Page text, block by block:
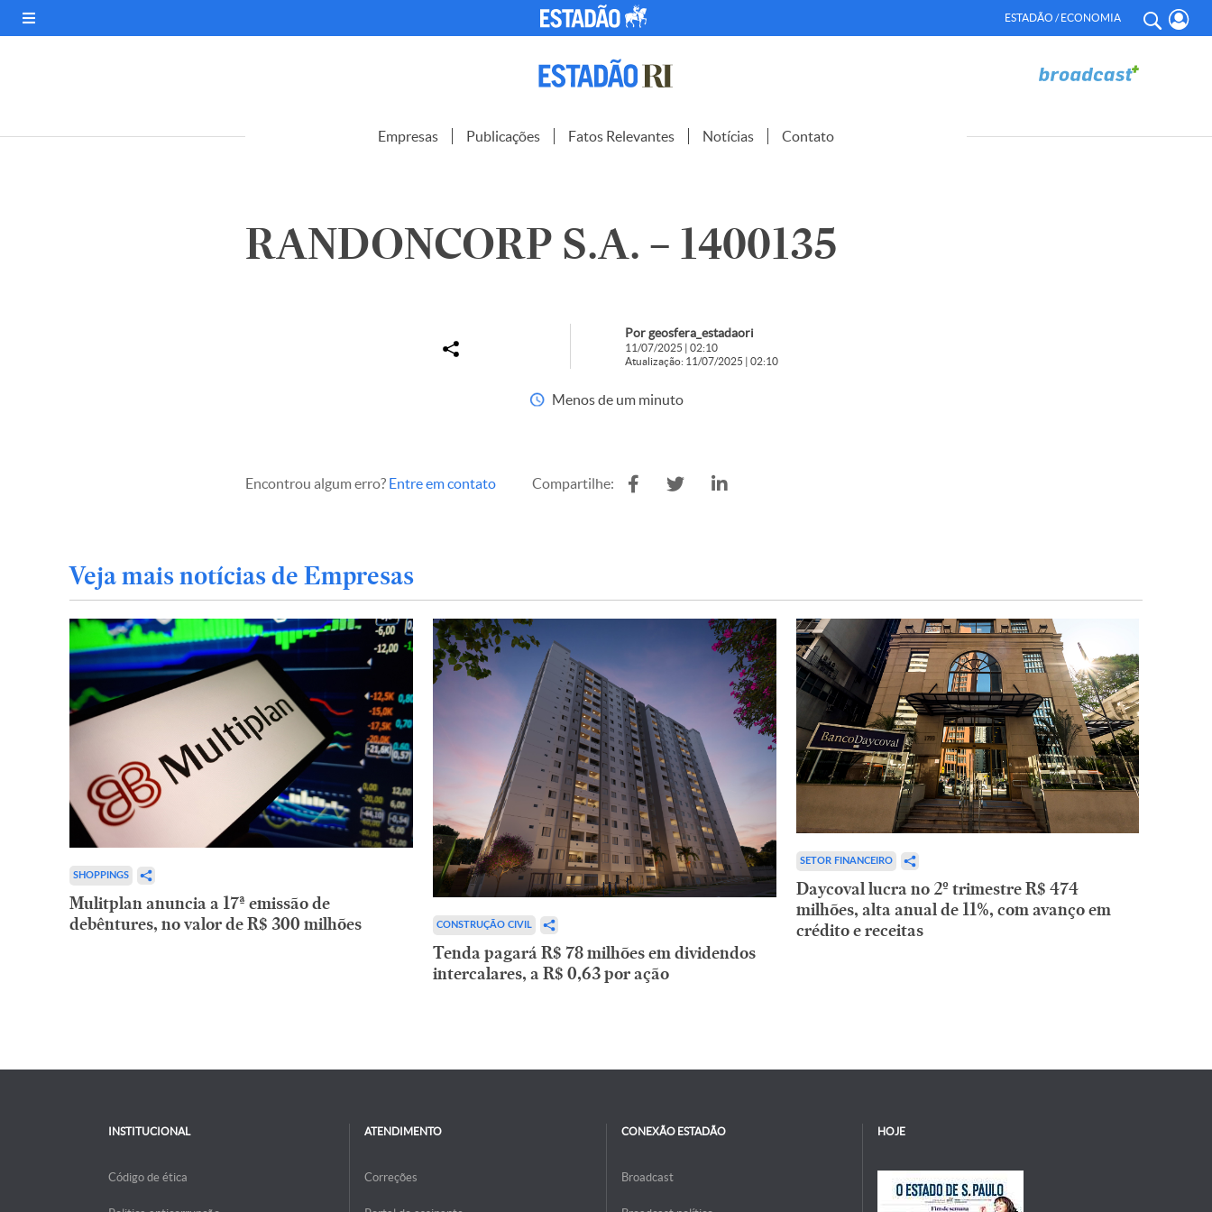
ESTADÃO / ECONOMIA
Empresas Publicações Fatos Relevantes Notícias Contato
RANDONCORP S.A. – 1400135
Por geosfera_estadaori
11/07/2025 | 02:10
Atualização: 11/07/2025 | 02:10
Menos de um minuto
Encontrou algum erro? Entre em contato Compartilhe:
Veja mais notícias de Empresas
SHOPPINGS
Mulitplan anuncia a 17ª emissão de
debêntures, no valor de R$ 300 milhões
CONSTRUÇÃO CIVIL
Tenda pagará R$ 78 milhões em dividendos
intercalares, a R$ 0,63 por ação
SETOR FINANCEIRO
Daycoval lucra no 2º trimestre R$ 474
milhões, alta anual de 11%, com avanço em
crédito e receitas
INSTITUCIONAL
Código de ética
ATENDIMENTO
Correções
CONEXÃO ESTADÃO
Broadcast
HOJE